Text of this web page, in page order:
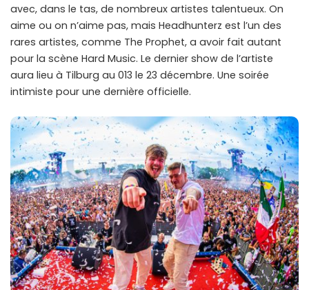
avec, dans le tas, de nombreux artistes talentueux. On
aime ou on n’aime pas, mais Headhunterz est l’un des
rares artistes, comme The Prophet, a avoir fait autant
pour la scène Hard Music. Le dernier show de l’artiste
aura lieu à Tilburg au 013 le 23 décembre. Une soirée
intimiste pour une dernière officielle.